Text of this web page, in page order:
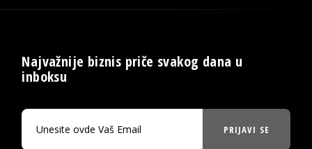
Najvažnije biznis priče svakog dana u
inboksu
PRIJAVI SE